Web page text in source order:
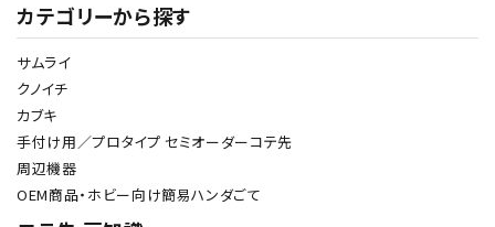
schedule
カテゴリーから探す
サムライ
クノイチ
カブキ
手付け用／プロタイプ セミオーダーコテ先
周辺機器
OEM商品・ホビー向け簡易ハンダごて